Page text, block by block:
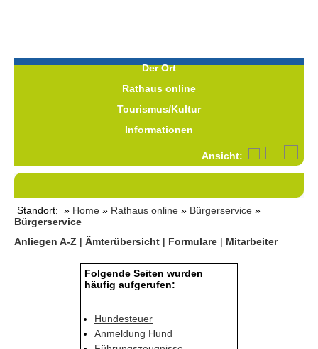
Der Ort
Rathaus online
Tourismus/Kultur
Informationen
Ansicht:
Standort: » Home » Rathaus online » Bürgerservice »
Bürgerservice
Anliegen A-Z | Ämterübersicht | Formulare | Mitarbeiter
Folgende Seiten wurden
häufig aufgerufen:
Hundesteuer
Anmeldung Hund